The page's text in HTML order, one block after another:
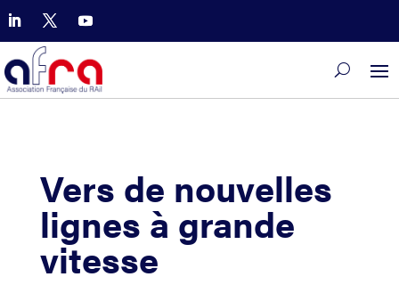
Vers de nouvelles
lignes à grande
vitesse